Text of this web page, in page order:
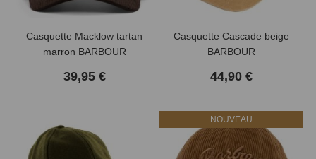
Casquette Macklow tartan
marron BARBOUR
39,95 €
Casquette Cascade beige
BARBOUR
44,90 €
NOUVEAU